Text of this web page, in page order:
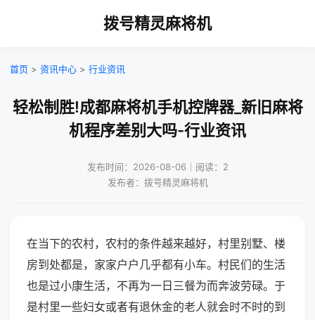
拨号精灵麻将机
首页 > 资讯中心 > 行业资讯
轻松制胜!成都麻将机手机控牌器_新旧麻将
机程序差别大吗-行业资讯
发布时间：2026-08-06｜阅读：2
发布者：拨号精灵麻将机
在当下的农村，农村的条件越来越好，村里别墅、楼
房到处都是，家家户户几乎都有小车。村民们的生活
也是过小康生活，不再为一日三餐为而奔波劳碌。于
是村里一些妇女或者有退休金的老人就会时不时的到